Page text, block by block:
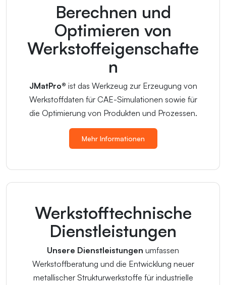
Berechnen und
Optimieren von
Werkstoffeigenschafte
n
JMatPro® ist das Werkzeug zur Erzeugung von
Werkstoffdaten für CAE-Simulationen sowie für
die Optimierung von Produkten und Prozessen.
Mehr Informationen
Werkstofftechnische
Dienstleistungen
Unsere Dienstleistungen umfassen
Werkstoffberatung und die Entwicklung neuer
metallischer Strukturwerkstoffe für industrielle